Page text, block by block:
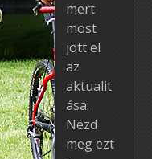
mert
most
jött el
az
aktualit
ása.
Nézd
meg ezt